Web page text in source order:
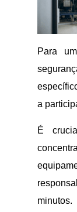
Para
a
É
minutos.